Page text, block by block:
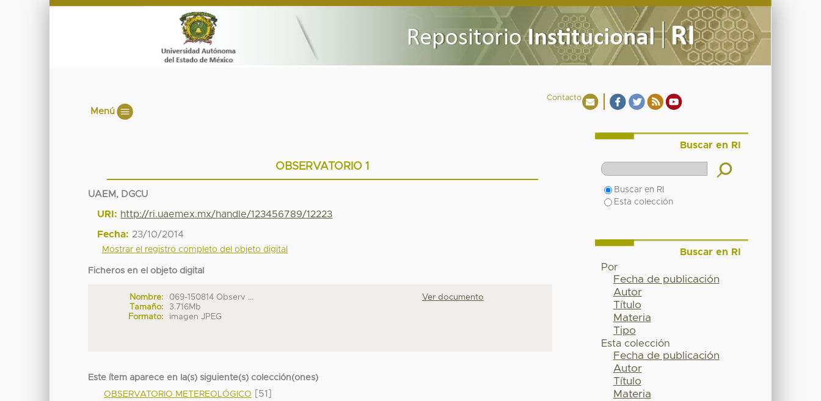
Contacto
Menú
OBSERVATORIO 1
UAEM, DGCU
URI: http://ri.uaemex.mx/handle/123456789/12223
Fecha: 23/10/2014
Mostrar el registro completo del objeto digital
Ficheros en el objeto digital
Nombre:
069-150814 Observ ...
Tamaño:
3.716Mb
Formato:
imagen JPEG
Ver documento
Este ítem aparece en la(s) siguiente(s) colección(ones)
OBSERVATORIO METEREOLÓGICO
[51]
Buscar en RI
Buscar en RI
Esta colección
Buscar en RI
Por
Fecha de publicación
Autor
Título
Materia
Tipo
Esta colección
Fecha de publicación
Autor
Título
Materia